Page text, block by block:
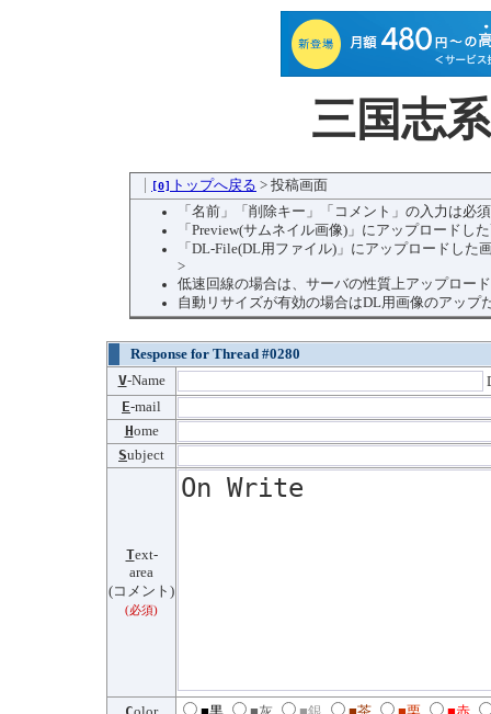
三国志
[0] トップへ戻る > 投稿画面
「名前」「削除キー」「コメント」の入力は必
「Preview(サムネイル画像)」にアップロードし
「DL-File(DL用ファイル)」にアップロードし
>
低速回線の場合は、サーバの性質上アップロー
自動リサイズが有効の場合はDL用画像のアップ
Response for Thread #0280
V-Name
E-mail
Home
Subject
Text-
area
(コメント)
(必須)